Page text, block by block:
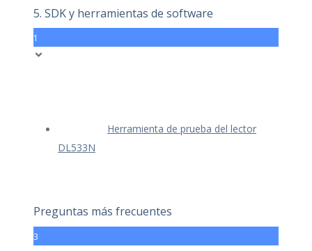
5. SDK y herramientas de software
1
Herramienta de prueba del lector
DL533N
Preguntas más frecuentes
3